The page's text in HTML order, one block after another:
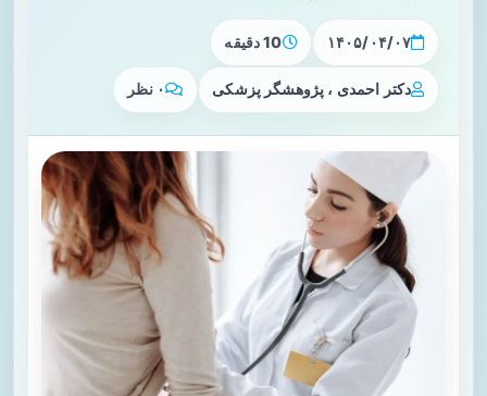
۱۴۰۵/۰۴/۰۷ 10 دقیقه
دکتر احمدی ، پژوهشگر پزشکی ۰ نظر